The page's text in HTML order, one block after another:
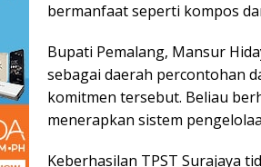
bermanfaat seperti kompos
Bupati Pemalang, Mansur
sebagai daerah percontohan
komitmen tersebut. Beliau
menerapkan sistem
Keberhasilan TPST Surajaya